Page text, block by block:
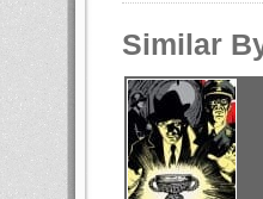
Similar